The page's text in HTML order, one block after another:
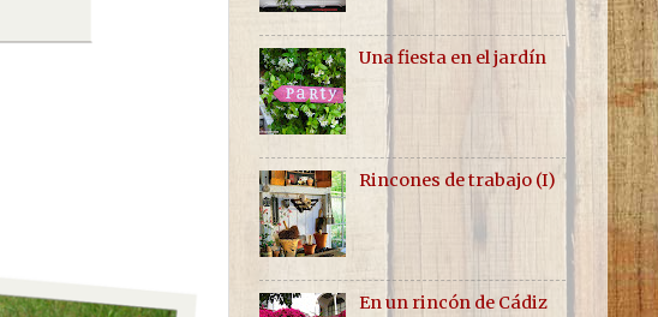
Una fiesta en el jardín
Rincones de trabajo (I)
En un rincón de Cádiz